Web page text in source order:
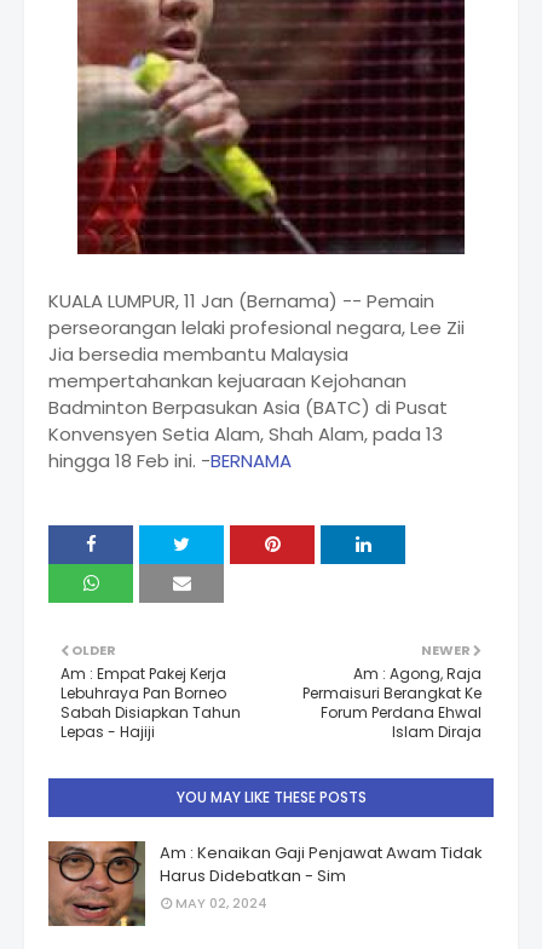
KUALA LUMPUR, 11 Jan (Bernama) -- Pemain
perseorangan lelaki profesional negara, Lee Zii
Jia bersedia membantu Malaysia
mempertahankan kejuaraan Kejohanan
Badminton Berpasukan Asia (BATC) di Pusat
Konvensyen Setia Alam, Shah Alam, pada 13
hingga 18 Feb ini. -BERNAMA
NEWER
Am : Agong, Raja
Permaisuri Berangkat Ke
Forum Perdana Ehwal
Islam Diraja
OLDER
Am : Empat Pakej Kerja
Lebuhraya Pan Borneo
Sabah Disiapkan Tahun
Lepas - Hajiji
YOU MAY LIKE THESE POSTS
Am : Kenaikan Gaji Penjawat Awam Tidak
Harus Didebatkan - Sim
MAY 02, 2024